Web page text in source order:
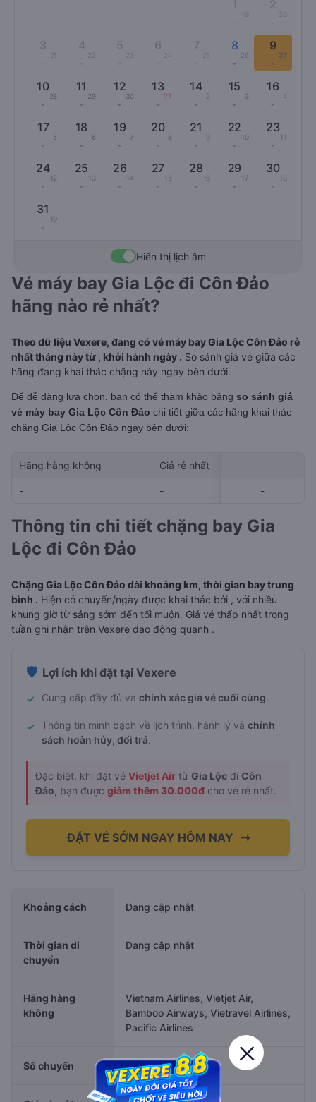
1
19
2
3
21
4 5 6
24
7
25
8
26
-
9
27
-
10
28
-
11
29
-
12
30
-
13
1/7
-
14
2
-
15
3
-
16
4
-
17
5
-
18
6
-
19
7
-
20
8
-
21
9
-
22
10
-
23
11
-
24
12
-
25
13
-
26
14
-
27
15
-
28
16
-
29
17
-
30
18
-
31
19
-
Hiển thị lịch âm
Vé máy bay Gia Lộc đi Côn Đảo
hãng nào rẻ nhất?
Theo dữ liệu Vexere, đang có vé máy bay Gia Lộc Côn Đảo rẻ
nhất tháng này từ , khởi hành ngày . So sánh giá vé giữa các
hãng đang khai thác chặng này ngay bên dưới.
Để dễ dàng lựa chọn, bạn có thể tham khảo bảng so sánh giá
vé máy bay Gia Lộc Côn Đảo chi tiết giữa các hãng khai thác
chặng Gia Lộc Côn Đảo ngay bên dưới:
Hãng hàng không Giá rẻ nhất
- - -
-
Thông tin chi tiết chặng bay Gia
Lộc đi Côn Đảo
Chặng Gia Lộc Côn Đảo dài khoảng km, thời gian bay trung
bình . Hiện có chuyến/ngày được khai thác bởi , với nhiều
khung giờ từ sáng sớm đến tối muộn. Giá vé thấp nhất trong
tuần ghi nhận trên Vexere dao động quanh .
🛡️ Lợi ích khi đặt tại Vexere
✓ Cung cấp đầy đủ và chính xác giá vé cuối cùng.
✓ Thông tin minh bạch về lịch trình, hành lý và chính
sách hoàn hủy, đổi trả.
Đặc biệt, khi đặt vé Vietjet Air từ Gia Lộc đi Côn
Đảo , bạn được giảm thêm 30.000đ cho vé rẻ nhất.
ĐẶT VÉ SỚM NGAY HÔM NAY ➝
Khoảng cách Đang cập nhật
Thời gian di
chuyển
Đang cập nhật
Hãng hàng
không
Vietnam Airlines, Vietjet Air,
Bamboo Airways, Vietravel Airlines,
Pacific Airlines
Số chuyến Đang cập nhật